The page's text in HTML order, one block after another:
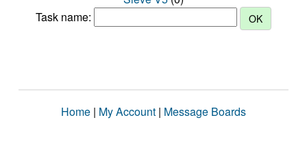
Task name:
Home | My Account | Message Boards